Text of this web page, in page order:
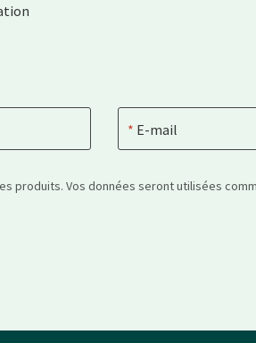
E-mail
produits. Vos données seront utilisées